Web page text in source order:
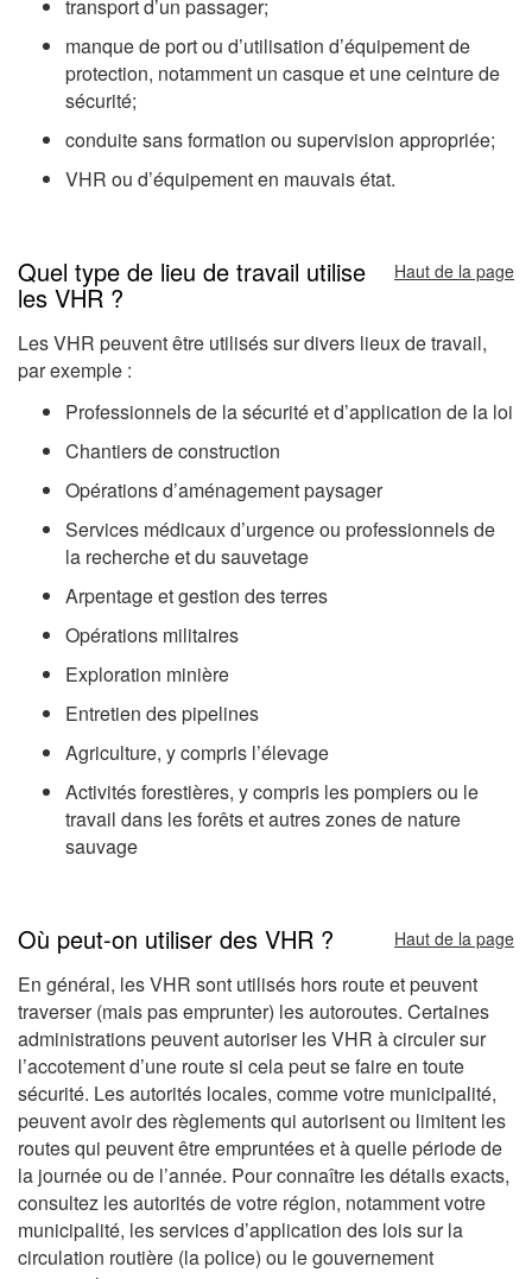
transport d’un passager;
manque de port ou d’utilisation d’équipement de
protection, notamment un casque et une ceinture de
sécurité;
conduite sans formation ou supervision appropriée;
VHR ou d’équipement en mauvais état.
Quel type de lieu de travail utilise
les VHR ?
Haut de la page
Les VHR peuvent être utilisés sur divers lieux de travail,
par exemple :
Professionnels de la sécurité et d’application de la loi
Chantiers de construction
Opérations d’aménagement paysager
Services médicaux d’urgence ou professionnels de
la recherche et du sauvetage
Arpentage et gestion des terres
Opérations militaires
Exploration minière
Entretien des pipelines
Agriculture, y compris l’élevage
Activités forestières, y compris les pompiers ou le
travail dans les forêts et autres zones de nature
sauvage
Où peut-on utiliser des VHR ? Haut de la page
En général, les VHR sont utilisés hors route et peuvent
traverser (mais pas emprunter) les autoroutes. Certaines
administrations peuvent autoriser les VHR à circuler sur
l’accotement d’une route si cela peut se faire en toute
sécurité. Les autorités locales, comme votre municipalité,
peuvent avoir des règlements qui autorisent ou limitent les
routes qui peuvent être empruntées et à quelle période de
la journée ou de l’année. Pour connaître les détails exacts,
consultez les autorités de votre région, notamment votre
municipalité, les services d’application des lois sur la
circulation routière (la police) ou le gouvernement